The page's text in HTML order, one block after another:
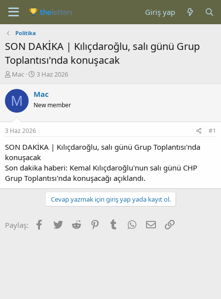
Giriş yap
Politika
SON DAKİKA | Kılıçdaroğlu, salı günü Grup
Toplantısı'nda konuşacak
K
n
b
u
u
b
a
l
a
t
a
Mac
B
ş
a
ç
t
a
r
i
h
3 Haz 2026
M Mac
New member
3 Haz 2026 #1
SON DAKİKA | Kılıçdaroğlu, salı günü Grup Toplantısı'nda
konuşacak
Son dakika haberi: Kemal Kılıçdaroğlu'nun salı günü CHP
Grup Toplantısı'nda konuşacağı açıklandı.
Cevap yazmak için giriş yap yada kayıt ol.
Paylaş: Facebook
Twitter Reddit PinterestTumblr WhatsApp
E-posta